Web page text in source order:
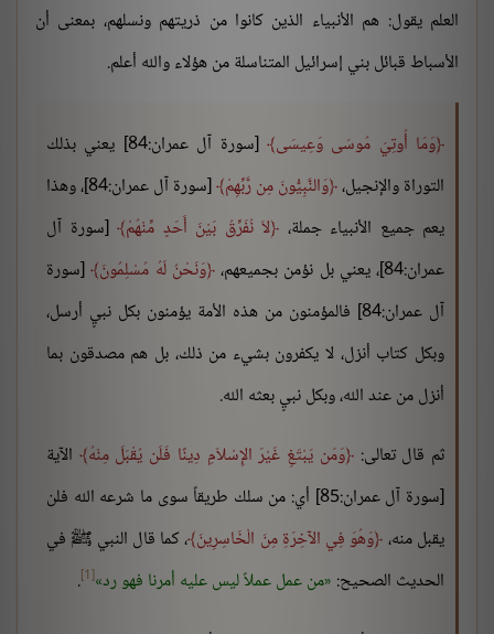
العلم يقول: هم الأنبياء الذين كانوا من ذريتهم ونسلهم، بمعنى أن
الأسباط قبائل بني إسرائيل المتناسلة من هؤلاء والله أعلم.
وَمَا أُوتِيَ مُوسَى وَعِيسَى
[سورة آل عمران:84] يعني بذلك
التوراة والإنجيل، وَالنَّبِيُّونَ مِن رَّبِّهِمْ
[سورة آل عمران:84]، وهذا
يعم جميع الأنبياء جملة، لاَ نُفَرِّقُ بَيْنَ أَحَدٍ مِّنْهُمْ [سورة آل
عمران:84]، يعني بل نؤمن بجميعهم،
وَنَحْنُ لَهُ مُسْلِمُونَ [سورة
آل عمران:84] فالمؤمنون من هذه الأمة يؤمنون بكل نبيٍ أرسل،
وبكل كتاب أنزل، لا يكفرون بشيء من ذلك، بل هم مصدقون بما
أنزل من عند الله، وبكل نبيٍ بعثه الله.
ثم قال تعالى: وَمَن يَبْتَغِ غَيْرَ الإِسْلاَمِ دِينًا فَلَن يُقْبَلَ مِنْهُ الآية
[سورة آل عمران:85] أي: من سلك طريقاً سوى ما شرعه الله فلن
يقبل منه، وَهُوَ فِي الآخِرَةِ مِنَ الْخَاسِرِينَ ، كما قال النبي ﷺ في
الحديث الصحيح: من عمل عملاً ليس عليه أمرنا فهو رد [1]
.